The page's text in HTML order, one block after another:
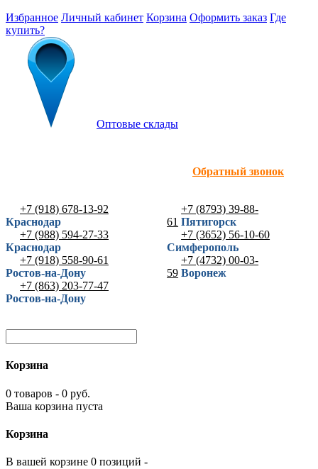
Избранное Личный кабинет Корзина Оформить заказ Где
купить?
Оптовые склады
Обратный звонок
+7 (918) 678-13-92
Краснодар
+7 (988) 594-27-33
Краснодар
+7 (918) 558-90-61
Ростов-на-Дону
+7 (863) 203-77-47
Ростов-на-Дону
+7 (8793) 39-88-
61 Пятигорск
+7 (3652) 56-10-60
Симферополь
+7 (4732) 00-03-
59 Воронеж
Корзина
0 товаров - 0 руб.
Ваша корзина пуста
Корзина
В вашей корзине 0 позиций -